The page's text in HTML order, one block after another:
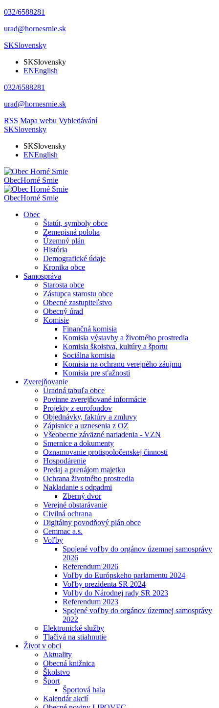
032/6588281
urad@hornesrnie.sk
SKSlovensky
SKSlovensky
ENEnglish
032/6588281
urad@hornesrnie.sk
RSS Mapa webu Vyhledávání
SKSlovensky
SKSlovensky
ENEnglish
ObecHorné Srnie
ObecHorné Srnie
Obec
Štatút, symboly obce
Zemepisná poloha
Územný plán
História
Demografické údaje
Kronika obce
Samospráva
Starosta obce
Zástupca starostu obce
Obecné zastupiteľstvo
Obecný úrad
Komisie
Finančná komisia
Komisia výstavby a životného prostredia
Komisia školstva, kultúry a športu
Sociálna komisia
Komisia na ochranu verejného záujmu
Komisia pre sťažnosti
Zverejňovanie
Úradná tabuľa obce
Povinne zverejňované informácie
Projekty z eurofondov
Objednávky, faktúry a zmluvy
Zápisnice a uznesenia z OZ
Všeobecne záväzné nariadenia - VZN
Smernice a dokumenty
Oznamovanie protispoločenskej činnosti
Hospodárenie
Predaj a prenájom majetku
Ochrana životného prostredia
Nakladanie s odpadmi
Zberný dvor
Verejné obstarávanie
Civilná ochrana
Digitálny povodňový plán obce
Cemmac a.s.
Voľby
Spojené voľby do orgánov územnej samosprávy
2026
Referendum 2026
Voľby do Európskeho parlamentu 2024
Voľby prezidenta SR 2024
Voľby do Národnej rady SR 2023
Referendum 2023
Spojené voľby do orgánov územnej samosprávy
2022
Elektronické služby
Tlačivá na stiahnutie
Život v obci
Aktuality
Obecná knižnica
Školstvo
Šport
Športová hala
Kalendár akcií